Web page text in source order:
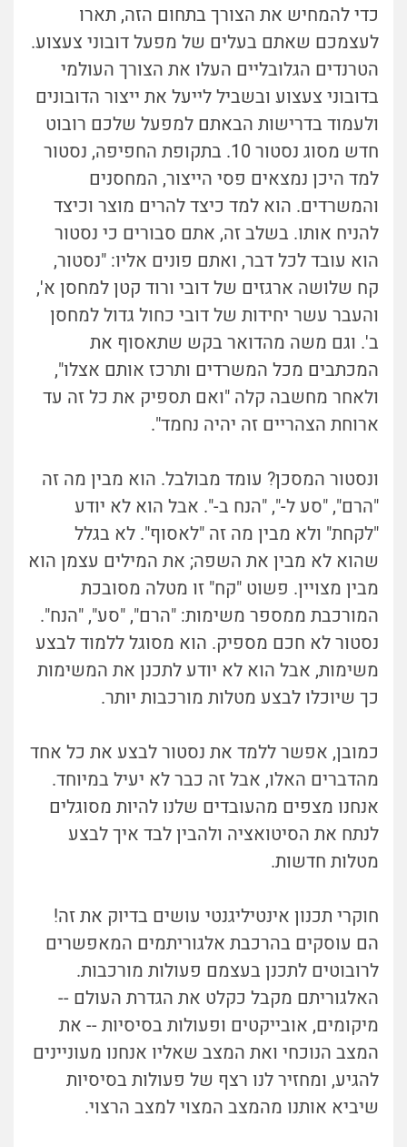
כדי להמחיש את הצורך בתחום הזה, תארו
לעצמכם שאתם בעלים של מפעל דובוני צעצוע.
הטרנדים הגלובליים העלו את הצורך העולמי
בדובוני צעצוע ובשביל לייעל את ייצור הדובונים
ולעמוד בדרישות הבאתם למפעל שלכם רובוט
חדש מסוג נסטור 10. בתקופת החפיפה, נסטור
למד היכן נמצאים פסי הייצור, המחסנים
והמשרדים. הוא למד כיצד להרים מוצר וכיצד
להניח אותו. בשלב זה, אתם סבורים כי נסטור
הוא עובד לכל דבר, ואתם פונים אליו: "נסטור,
קח שלושה ארגזים של דובי ורוד קטן למחסן א',
והעבר עשר יחידות של דובי כחול גדול למחסן
ב'. וגם משה מהדואר בקש שתאסוף את
המכתבים מכל המשרדים ותרכז אותם אצלו",
ולאחר מחשבה קלה "ואם תספיק את כל זה עד
ארוחת הצהריים זה יהיה נחמד".
ונסטור המסכן? עומד מבולבל. הוא מבין מה זה
"הרם", "סע ל-", "הנח ב-". אבל הוא לא יודע
"לקחת" ולא מבין מה זה "לאסוף". לא בגלל
שהוא לא מבין את השפה; את המילים עצמן הוא
מבין מצויין. פשוט "קח" זו מטלה מסובכת
המורכבת ממספר משימות: "הרם", "סע", "הנח".
נסטור לא חכם מספיק. הוא מסוגל ללמוד לבצע
משימות, אבל הוא לא יודע לתכנן את המשימות
כך שיוכלו לבצע מטלות מורכבות יותר.
כמובן, אפשר ללמד את נסטור לבצע את כל אחד
מהדברים האלו, אבל זה כבר לא יעיל במיוחד.
אנחנו מצפים מהעובדים שלנו להיות מסוגלים
לנתח את הסיטואציה ולהבין לבד איך לבצע
מטלות חדשות.
חוקרי תכנון אינטיליגנטי עושים בדיוק את זה!
הם עוסקים בהרכבת אלגוריתמים המאפשרים
לרובוטים לתכנן בעצמם פעולות מורכבות.
האלגוריתם מקבל כקלט את הגדרת העולם --
מיקומים, אובייקטים ופעולות בסיסיות -- את
המצב הנוכחי ואת המצב שאליו אנחנו מעוניינים
להגיע, ומחזיר לנו רצף של פעולות בסיסיות
שיביא אותנו מהמצב המצוי למצב הרצוי.